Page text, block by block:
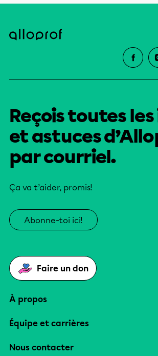
comme dans cette phrase
champion => le champion ...
Reçois toutes
et astuces
par courriel.
Ça va t’aider, promis!
Abonne-toi ici!
Faire un don
À propos
Équipe et carrières
Nous contacter